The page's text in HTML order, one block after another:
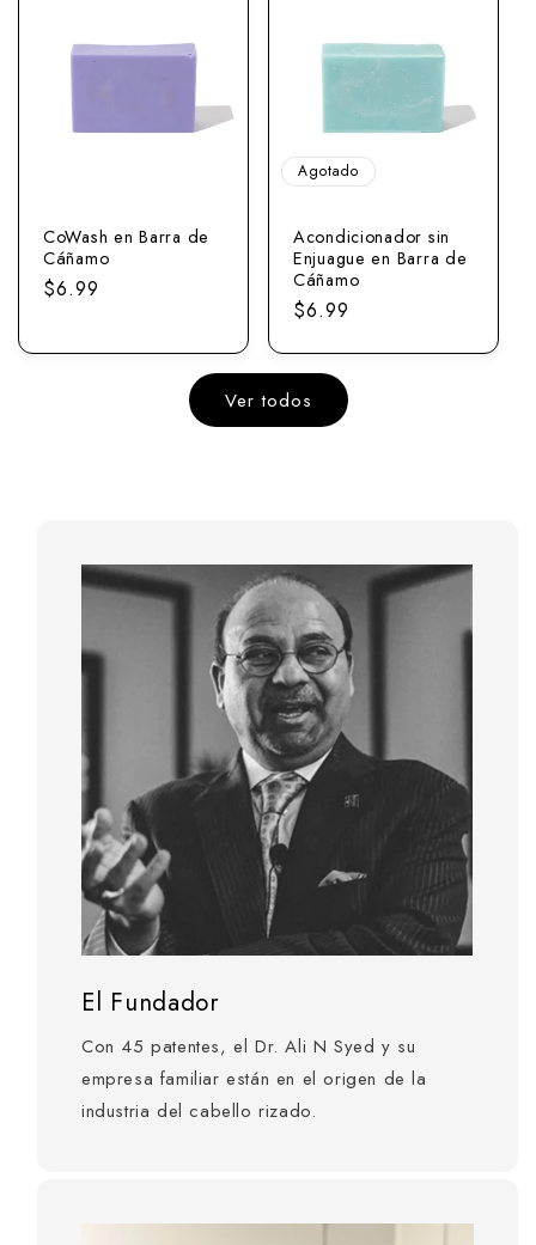
CoWash en Barra de
Cáñamo
Precio
$6.99
Agotado
Acondicionador sin
Enjuague en Barra de
Cáñamo
Precio
$6.99
Ver todos
El Fundador
Con 45 patentes, el Dr. Ali N Syed y su
empresa familiar están en el origen de la
industria del cabello rizado.